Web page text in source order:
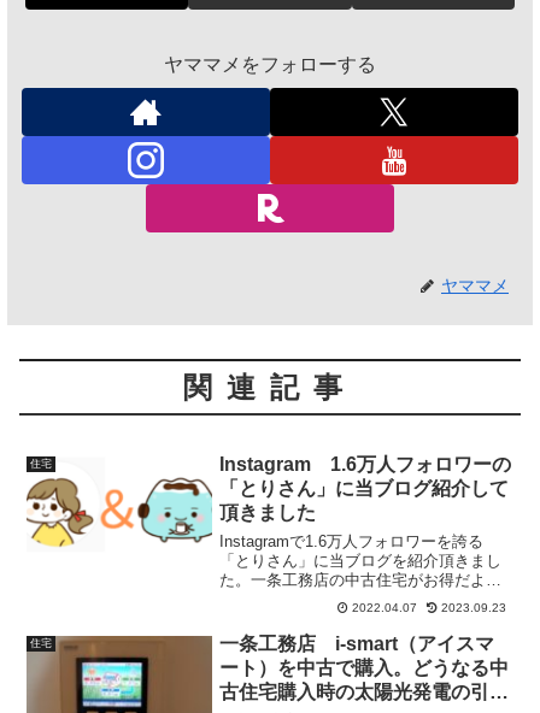
ヤママメをフォローする
ヤママメ
関連記事
住宅
Instagram 1.6万人フォロワーの
「とりさん」に当ブログ紹介して
頂きました
Instagramで1.6万人フォロワーを誇る
「とりさん」に当ブログを紹介頂きまし
た。一条工務店の中古住宅がお得だよと
いう内容で当ブログを紹介頂いていま
2022.04.07 2023.09.23
住宅
一条工務店 i-smart（アイスマ
ート）を中古で購入。どうなる中
古住宅購入時の太陽光発電の引継